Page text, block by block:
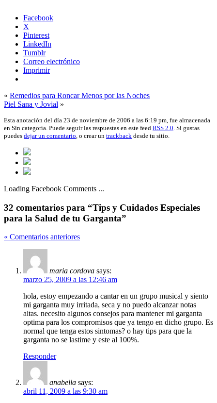
Facebook
X
Pinterest
LinkedIn
Tumblr
Correo electrónico
Imprimir
« Remedios para Roncar Menos por las Noches
Piel Sana y Jovial »
Esta anotación del día 23 de noviembre de 2006 a las 6:19 pm, fue almacenada
en Sin categoría. Puede seguir las respuestas en este feed RSS 2.0 . Si gustas
puedes dejar un comentario , o crear un trackback desde tu sitio.
Loading Facebook Comments ...
32 comentarios para “Tips y Cuidados Especiales
para la Salud de tu Garganta”
« Comentarios anteriores
maria cordova says:
marzo 25, 2009 a las 12:46 am
hola, estoy empezando a cantar en un grupo musical y siento
mi garganta muy irritada, seca y no puedo alcanzar notas
altas. necesito algunos consejos para mantener mi garganta
optima para los compromisos que ya tengo en dicho grupo. Es
normal que tenga estos sintomas? o hay tips para que la
garganta no se lastime y este al 100%.
Responder
anabella says:
abril 11, 2009 a las 9:30 am